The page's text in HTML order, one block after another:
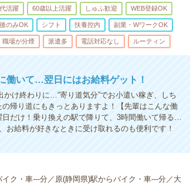
活躍 60歳以上活躍 しゅふ歓迎 WEB登録OK
のみOK シフト 扶養控内 副業・WワークOK
職場が分煙 派遣多 電話対応なし ルーティン
働いて…翌日にはお給料ゲット！
け終わりに…“寄り道気分”でお小遣い稼ぎ、しち
帰り道にもきっとありますよ！【先輩はこんな働
だけ！乗り換えの駅で降りて、3時間働いて帰る…
給料が好きなときに受け取れるのも便利です！
ク・車---分／原(静岡県)駅からバイク・車---分／大